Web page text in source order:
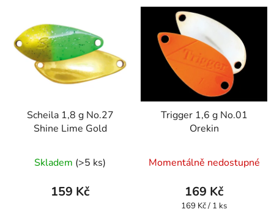
Scheila 1,8 g No.27
Shine Lime Gold
Skladem (>5 ks)
159 Kč
Trigger 1,6 g No.01
Orekin
Momentálně nedostupné
169 Kč
Měrná
169 Kč / 1 ks